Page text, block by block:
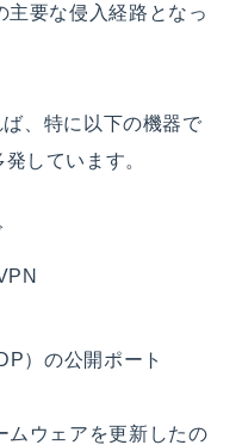
要な侵入経路となっ
、特に以下の機器で
しています。
）の公開ポート
ムウェアを更新したの